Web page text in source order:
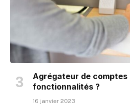
Agrégateur de comptes
fonctionnalités ?
16 janvier 2023